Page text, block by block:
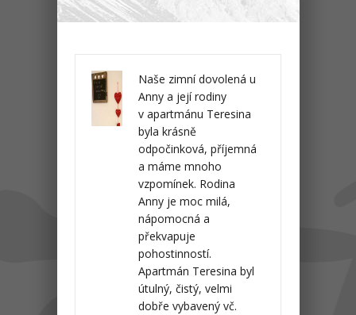
Naše zimní dovolená u
Anny a její rodiny
v apartmánu Teresina
byla krásně
odpočinková, příjemná
a máme mnoho
vzpomínek. Rodina
Anny je moc milá,
nápomocná a
překvapuje
pohostinností.
Apartmán Teresina byl
útulný, čistý, velmi
dobře vybavený vč.